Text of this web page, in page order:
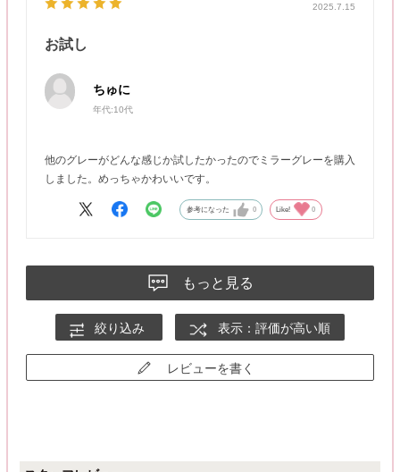
2025.7.15
お試し
ちゅに
年代:10代
他のグレーがどんな感じか試したかったのでミラーグレーを購入
しました。めっちゃかわいいです。
参考になった 0 Like! 0
もっと見る
絞り込み 表示：評価が高い順
レビューを書く